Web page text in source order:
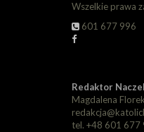
Wszelkie prawa
601 677 996
Redaktor
Magdalena
tel. +48 601 677